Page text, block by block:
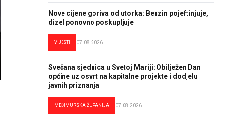
Nove cijene goriva od utorka: Benzin pojeftinjuje,
dizel ponovno poskupljuje
VIJESTI 07.08.2026.
Svečana sjednica u Svetoj Mariji: Obilježen Dan
općine uz osvrt na kapitalne projekte i dodjelu
javnih priznanja
MEĐIMURSKA ŽUPANIJA 07.08.2026.